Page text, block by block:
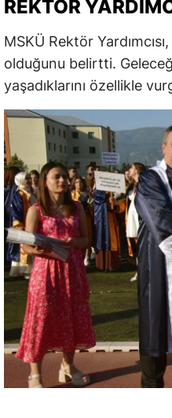
REKTÖR
MSKÜ Rektör
olduğunu belirtti.
yaşadıklarını özellikle